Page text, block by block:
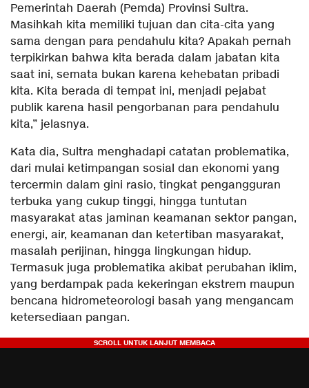
Pemerintah Daerah (Pemda) Provinsi Sultra.
Masihkah kita memiliki tujuan dan cita-cita yang
sama dengan para pendahulu kita? Apakah pernah
terpikirkan bahwa kita berada dalam jabatan kita
saat ini, semata bukan karena kehebatan pribadi
kita. Kita berada di tempat ini, menjadi pejabat
publik karena hasil pengorbanan para pendahulu
kita,” jelasnya.
Kata dia, Sultra menghadapi catatan problematika,
dari mulai ketimpangan sosial dan ekonomi yang
tercermin dalam gini rasio, tingkat pengangguran
terbuka yang cukup tinggi, hingga tuntutan
masyarakat atas jaminan keamanan sektor pangan,
energi, air, keamanan dan ketertiban masyarakat,
masalah perijinan, hingga lingkungan hidup.
Termasuk juga problematika akibat perubahan iklim,
yang berdampak pada kekeringan ekstrem maupun
bencana hidrometeorologi basah yang mengancam
ketersediaan pangan.